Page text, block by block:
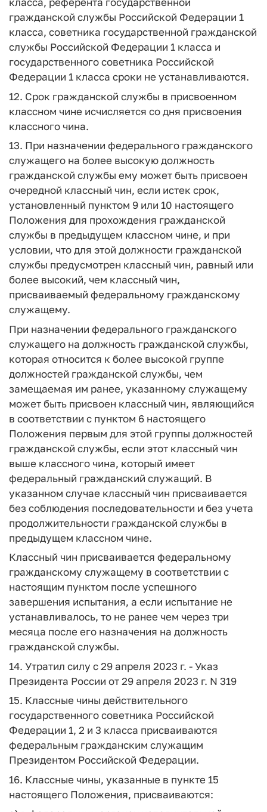
гражданской службы Российской Федерации 1
класса, советника государственной гражданской
службы Российской Федерации 1 класса и
государственного советника Российской
Федерации 1 класса сроки не устанавливаются.
12. Срок гражданской службы в присвоенном
классном чине исчисляется со дня присвоения
классного чина.
13. При назначении федерального гражданского
служащего на более высокую должность
гражданской службы ему может быть присвоен
очередной классный чин, если истек срок,
установленный пунктом 9 или 10 настоящего
Положения для прохождения гражданской
службы в предыдущем классном чине, и при
условии, что для этой должности гражданской
службы предусмотрен классный чин, равный или
более высокий, чем классный чин,
присваиваемый федеральному гражданскому
служащему.
При назначении федерального гражданского
служащего на должность гражданской службы,
которая относится к более высокой группе
должностей гражданской службы, чем
замещаемая им ранее, указанному служащему
может быть присвоен классный чин, являющийся
в соответствии с пунктом 6 настоящего
Положения первым для этой группы должностей
гражданской службы, если этот классный чин
выше классного чина, который имеет
федеральный гражданский служащий. В
указанном случае классный чин присваивается
без соблюдения последовательности и без учета
продолжительности гражданской службы в
предыдущем классном чине.
Классный чин присваивается федеральному
гражданскому служащему в соответствии с
настоящим пунктом после успешного
завершения испытания, а если испытание не
устанавливалось, то не ранее чем через три
месяца после его назначения на должность
гражданской службы.
14. Утратил силу с 29 апреля 2023 г. - Указ
Президента России от 29 апреля 2023 г. N 319
15. Классные чины действительного
государственного советника Российской
Федерации 1, 2 и 3 класса присваиваются
федеральным гражданским служащим
Президентом Российской Федерации.
16. Классные чины, указанные в пункте 15
настоящего Положения, присваиваются: